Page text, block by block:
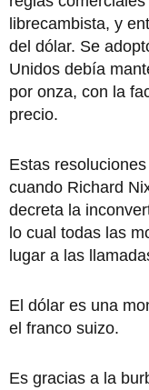
librecambista, y
del dólar. Se
Unidos debía
por onza, con la
precio.
Estas
cuando Richard
decreta la
lo cual todas las
lugar a las
El dólar es una
el franco suizo.
Es gracias a la